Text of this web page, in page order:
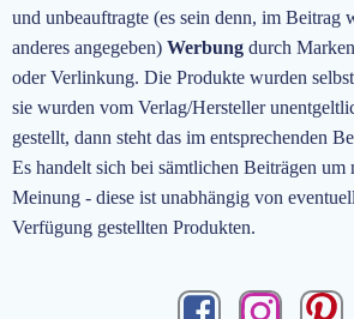
und unbeauftragte (es sein denn, im Beitrag
anderes angegeben) Werbung durch
oder Verlinkung. Die Produkte wurden
sie wurden vom Verlag/Hersteller
gestellt, dann steht das im entsprechenden
Es handelt sich bei sämtlichen Beiträgen um
Meinung - diese ist unabhängig von
Verfügung gestellten Produkten.